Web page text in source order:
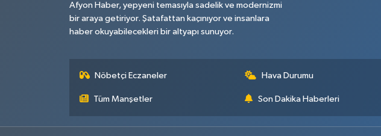
Afyon Haber, yepyeni temasıyla sadelik ve modernizmi
bir araya getiriyor. Şatafattan kaçınıyor ve insanlara
haber okuyabilecekleri bir altyapı sunuyor.
Nöbetçi Eczaneler Hava Durumu
Tüm Manşetler Son Dakika Haberleri